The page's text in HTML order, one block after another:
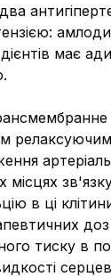
має
місцях
в ці
тиску в